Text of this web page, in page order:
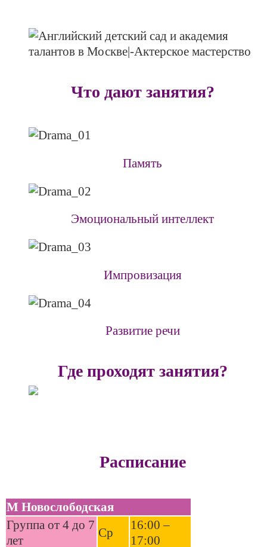
Что дают занятия?
Память
Эмоциональный интеллект
Импровизация
Развитие речи
Где проходят занятия?
Расписание
М Новослободская
Группа от 4 до 7
лет
Ср
16:00 –
17:00